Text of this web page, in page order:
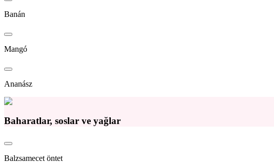
Banán
Mangó
Ananász
Baharatlar, soslar ve yağlar
Balzsamecet öntet